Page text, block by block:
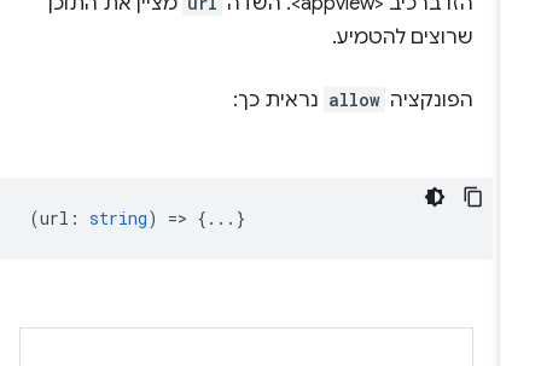
שרוצים להטמיע.
הפונקציה allow נראית כך:
( url: string) => {...}